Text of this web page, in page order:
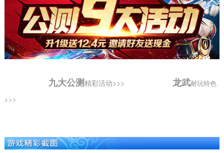
九大公测 精彩活动>>> 龙武耐玩特色
>>>